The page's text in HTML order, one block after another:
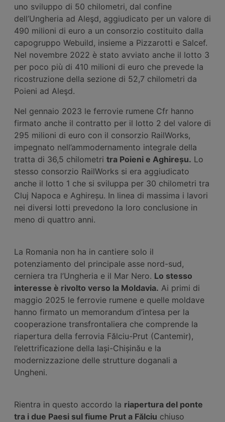
uno sviluppo di 50 chilometri, dal confine
dell’Ungheria ad Aleşd, aggiudicato per un valore di
490 milioni di euro a un consorzio costituito dalla
capogruppo Webuild, insieme a Pizzarotti e Salcef.
Nel novembre 2022 è stato avviato anche il lotto 3
per poco più di 410 milioni di euro che prevede la
ricostruzione della sezione di 52,7 chilometri da
Poieni ad Aleşd.
Nel gennaio 2023 le ferrovie rumene Cfr hanno
firmato anche il contratto per il lotto 2 del valore di
295 milioni di euro con il consorzio RailWorks,
impegnato nell’ammodernamento integrale della
tratta di 36,5 chilometri tra Poieni e Aghireșu. Lo
stesso consorzio RailWorks si era aggiudicato
anche il lotto 1 che si sviluppa per 30 chilometri tra
Cluj Napoca e Aghireșu. In linea di massima i lavori
nei diversi lotti prevedono la loro conclusione in
meno di quattro anni.
La Romania non ha in cantiere solo il
potenziamento del principale asse nord-sud,
cerniera tra l’Ungheria e il Mar Nero. Lo stesso
interesse è rivolto verso la Moldavia. Ai primi di
maggio 2025 le ferrovie rumene e quelle moldave
hanno firmato un memorandum d’intesa per la
cooperazione transfrontaliera che comprende la
riapertura della ferrovia Fălciu-Prut (Cantemir),
l’elettrificazione della Iași-Chișinău e la
modernizzazione delle strutture doganali a
Ungheni.
Rientra in questo accordo la riapertura del ponte
tra i due Paesi sul fiume Prut a Fălciu chiuso